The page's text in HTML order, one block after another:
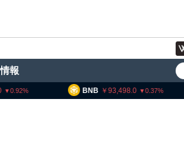
報
93,498.0 0.37